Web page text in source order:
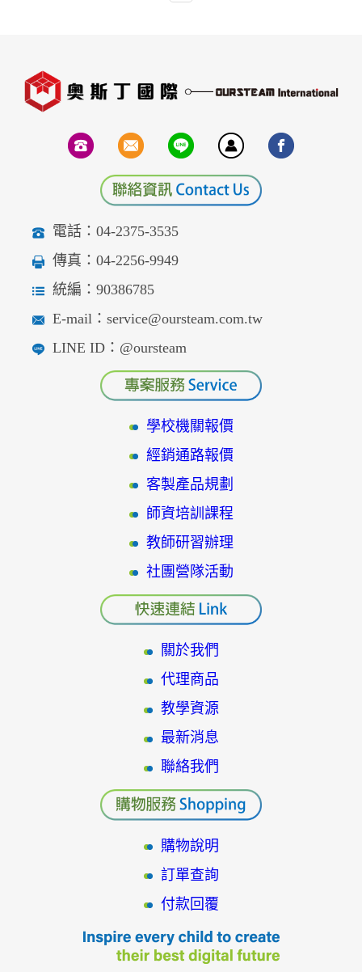
電話：04-2375-3535
傳真：04-2256-9949
統編：90386785
E-mail：service@oursteam.com.tw
LINE ID：@oursteam
學校機關報價
經銷通路報價
客製產品規劃
師資培訓課程
教師研習辦理
社團營隊活動
關於我們
代理商品
教學資源
最新消息
聯絡我們
購物說明
訂單查詢
付款回覆